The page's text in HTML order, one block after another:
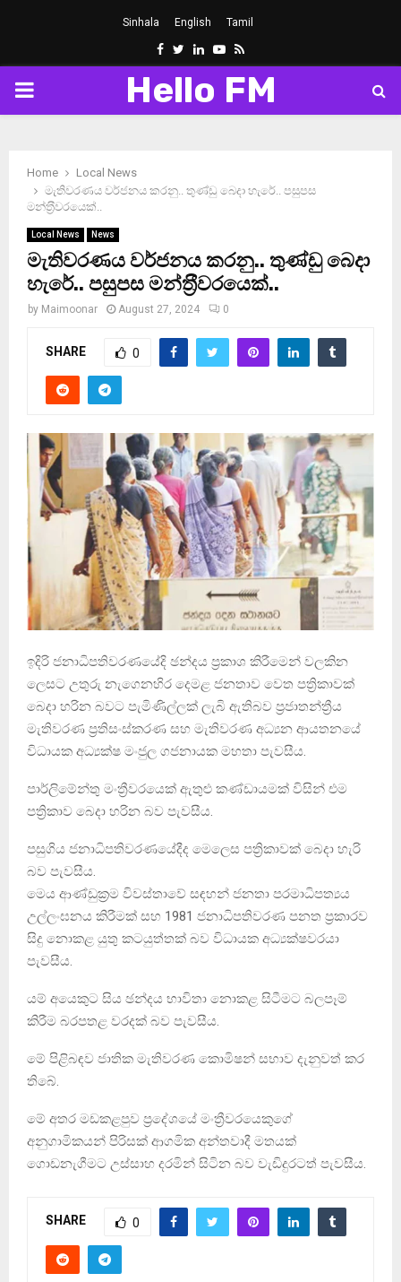
Sinhala English Tamil
Facebook
Twitter
LinkedinYoutube
Rss
PRIMARY
Hello FM
Home
Local News
මැතිවරණය වර්ජනය කරනු.. තුණ්ඩු බෙදා හැරේ.. පසුපස
මන්ත‍්‍රීවරයෙක්..
Local News News
මැතිවරණය වර්ජනය කරනු.. තුණ්ඩු බෙදා
හැරේ.. පසුපස මන්ත‍්‍රීවරයෙක්..
by Maimoonar August 27, 2024 0
SHARE 0
ඉදිරි ජනාධිපතිවරණයේදි ඡන්දය ප්‍රකාශ කිරීමෙන් වලකින
ලෙසට උතුරු නැගෙනහිර දෙමළ ජනතාව වෙත පත්‍රිකාවක්
බෙදා හරින බවට පැමිණිල්ලක් ලැබි ඇතිබව ප්‍රජාතන්ත්‍රීය
මැතිවරණ ප්‍රතිසංස්කරණ සහ මැතිවරණ අධ්‍යන ආයතනයේ
විධායක අධ්‍යක්ෂ මංජුල ගජනායක මහතා පැවසීය.
පාර්ලිමේන්තු මංත්‍රීවරයෙක් ඇතුළු කණ්ඩායමක් විසින් එම
පත්‍රිකාව බෙදා හරින බව පැවසීය.
පසුගිය ජනාධිපතිවරණයේදීද මෙලෙස පත්‍රිකාවක් බෙදා හැරි
බව පැවසීය.
මෙය ආණ්ඩුක්‍රම විවස්තාවේ සඳහන් ජනතා පරමාධිපත්‍යය
උල්ලංඝනය කිරීමක් සහ 1981 ජනාධිපතිවරණ පනත ප්‍රකාරව
සිදු නොකළ යුතු කටයුත්තක් බව විධායක අධ්‍යක්ෂවරයා
පැවසීය.
යම් අයෙකුට සිය ඡන්දය භාවිතා නොකළ සිටීමට බලපෑම්
කිරීම බරපතළ වරදක් බව පැවසීය.
මේ පිළිබඳව ජාතික මැතිවරණ කොමිෂන් සභාව දැනුවත් කර
තිබේ.
මේ අතර මඩකළපුව ප්‍රදේශයේ මංත්‍රීවරයෙකුගේ
අනුගාමිකයන් පිරිසක් ආගමික අන්තවාදී මතයක්
ගොඩනැගීමට උස්සාහ දරමින් සිටින බව වැඩිදුරටත් පැවසීය.
SHARE 0